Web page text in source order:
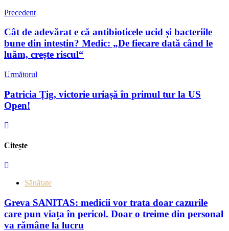
Precedent
Cât de adevărat e că antibioticele ucid și bacteriile
bune din intestin? Medic: „De fiecare dată când le
luăm, crește riscul“
Următorul
Patricia Țig, victorie uriașă în primul tur la US
Open!
Citește
Sănătate
Greva SANITAS: medicii vor trata doar cazurile
care pun viața în pericol. Doar o treime din personal
va rămâne la lucru